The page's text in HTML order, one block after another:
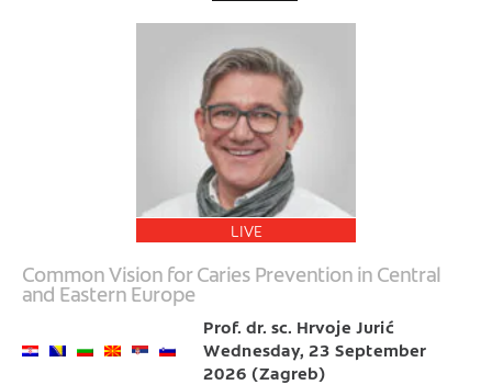
LIVE
Common Vision for Caries Prevention in Central
and Eastern Europe
Prof. dr. sc. Hrvoje Jurić
Wednesday, 23 September
2026 (Zagreb)